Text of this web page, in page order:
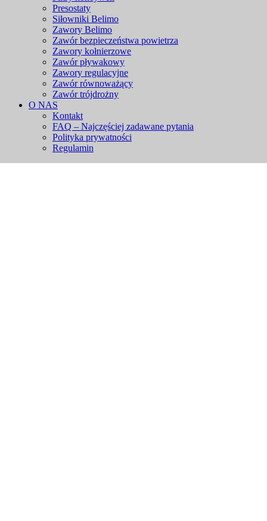
Presostaty
Siłowniki Belimo
Zawory Belimo
Zawór bezpieczeństwa powietrza
Zawory kołnierzowe
Zawór pływakowy
Zawory regulacyjne
Zawór równoważący
Zawór trójdrożny
O NAS
Kontakt
FAQ – Najczęściej zadawane pytania
Polityka prywatności
Regulamin